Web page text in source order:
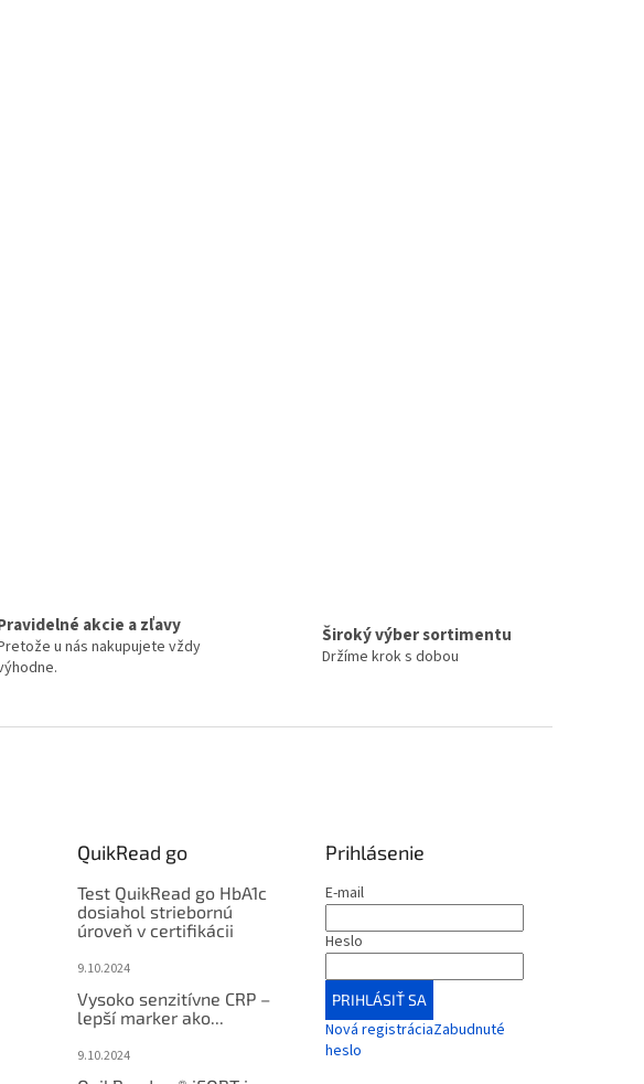
akcie a zľavy
u nás nakupujete vždy
Široký výber sortimentu
Držíme krok s dobou
QuikRead go
Test QuikRead go HbA1c
dosiahol striebornú
úroveň v certifikácii
9.10.2024
Vysoko senzitívne CRP –
lepší marker ako...
9.10.2024
Prihlásenie
E-mail
Heslo
PRIHLÁSIŤ SA
Nová registráciaZabudnuté
heslo